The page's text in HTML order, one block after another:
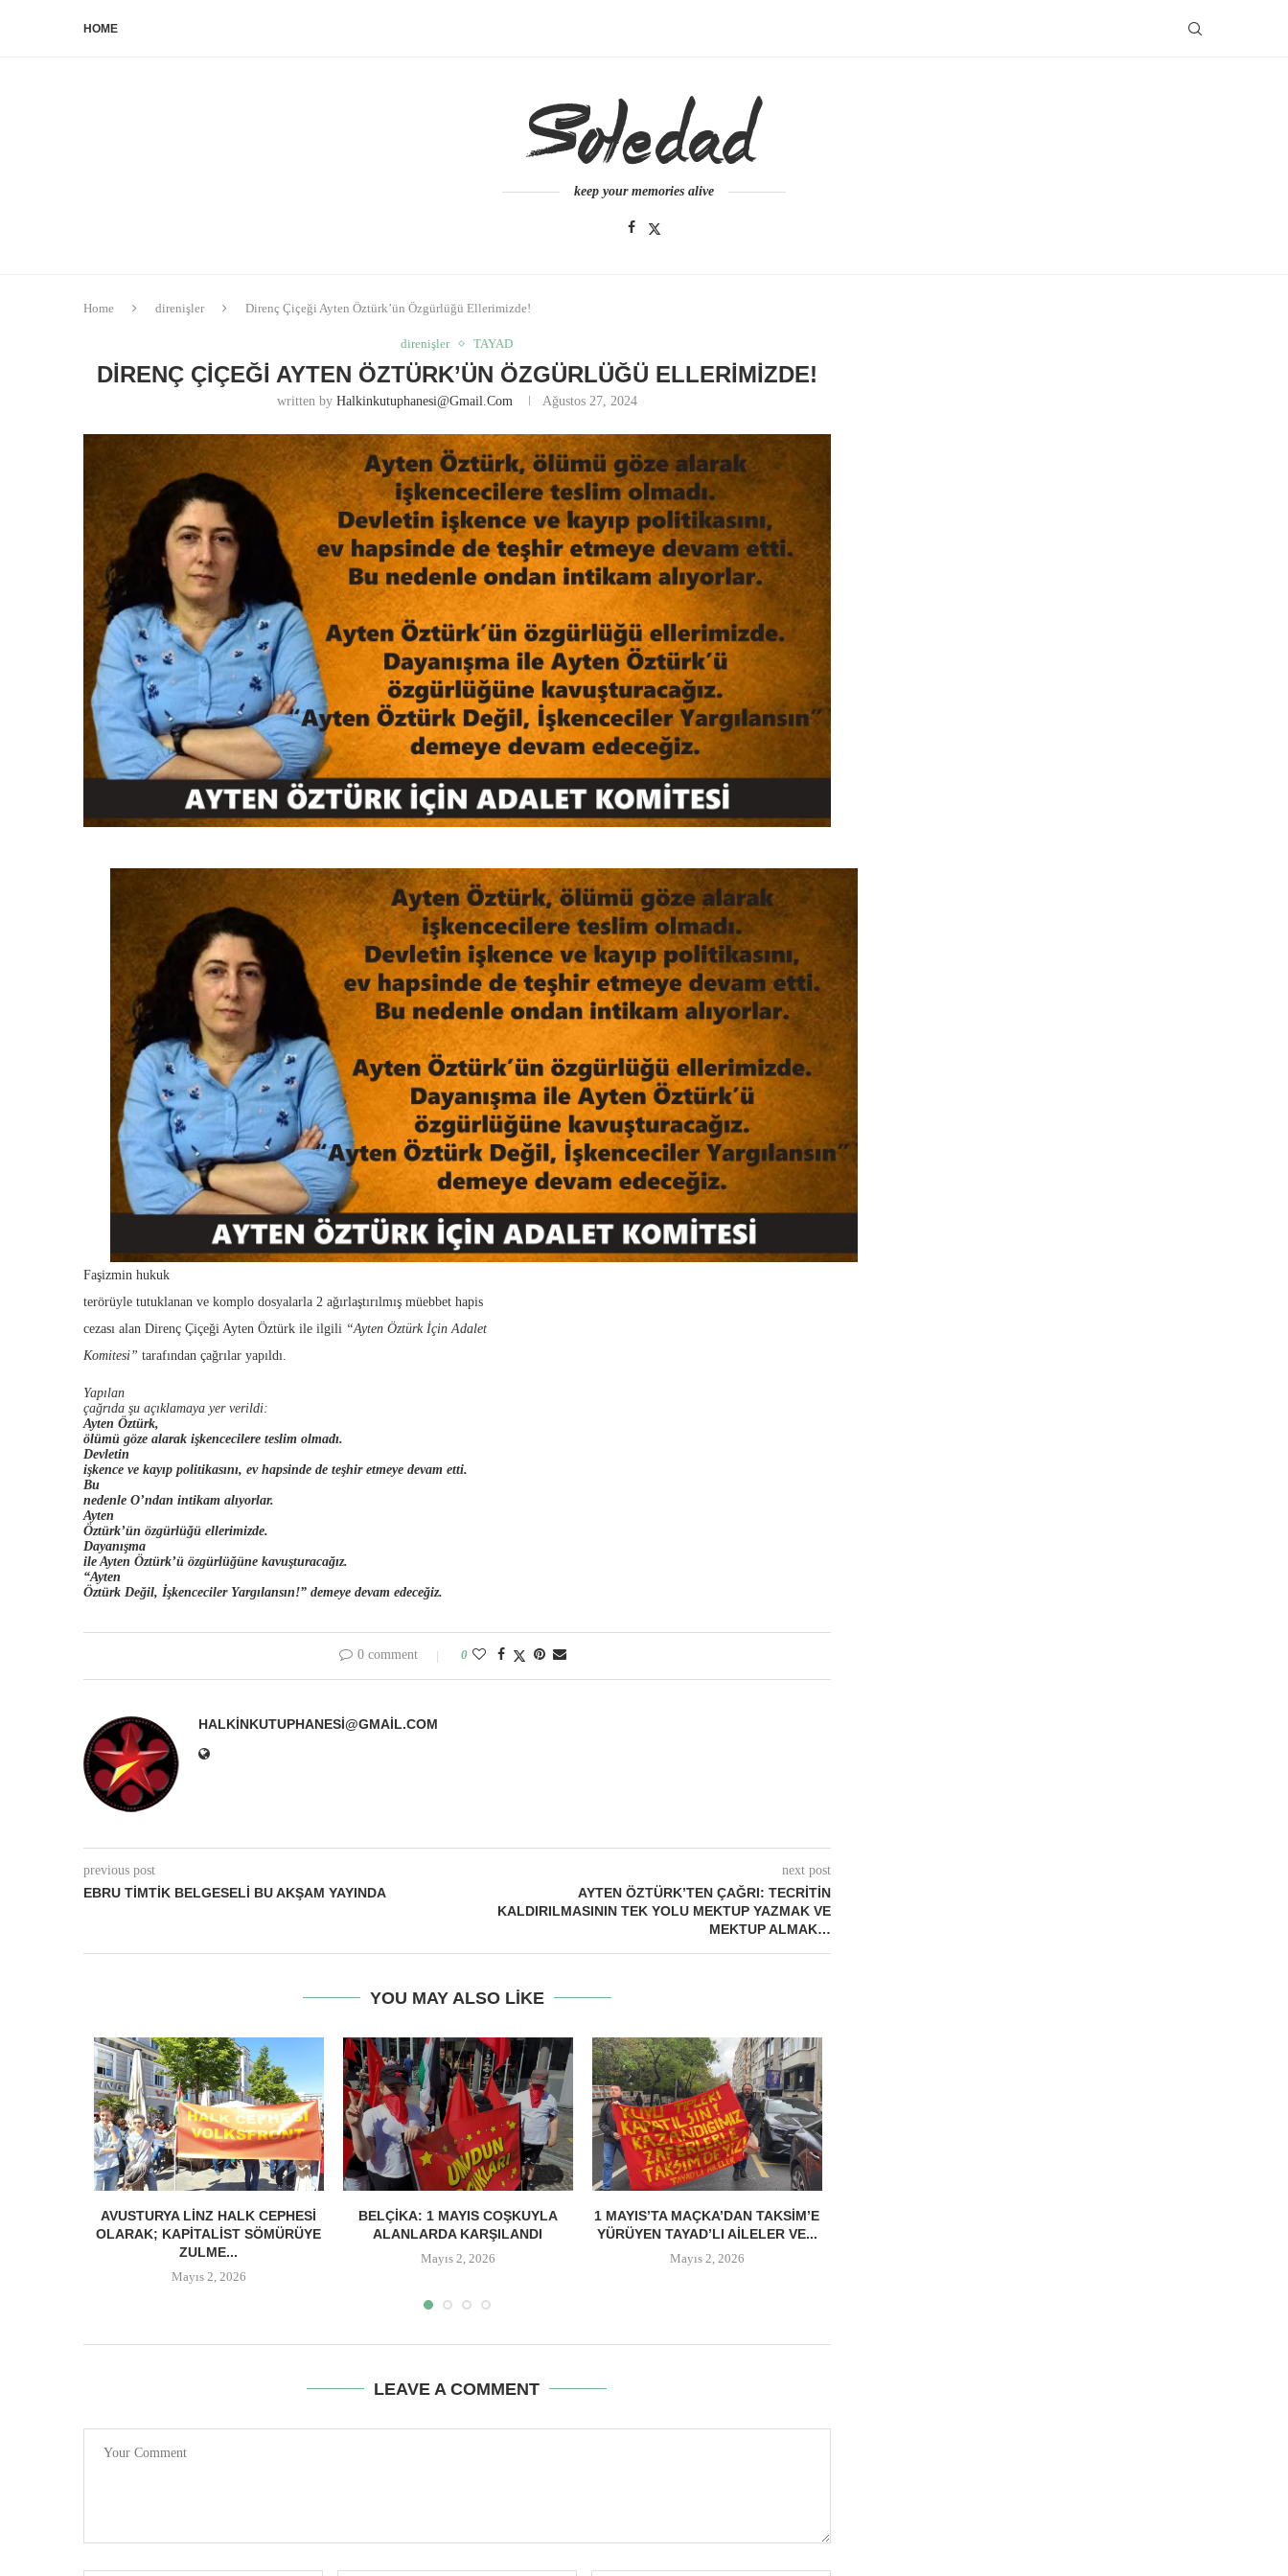
HOME
keep your memories alive
Home direnişler Direnç Çiçeği Ayten Öztürk’ün Özgürlüğü Ellerimizde!
direnişler TAYAD
DIRENÇ ÇIÇEĞI AYTEN ÖZTÜRK’ÜN ÖZGÜRLÜĞÜ ELLERIMIZDE!
written by Halkinkutuphanesi@gmail.com Ağustos 27, 2024
Faşizmin hukuk
terörüyle tutuklanan ve komplo dosyalarla 2 ağırlaştırılmış müebbet hapis
cezası alan Direnç Çiçeği Ayten Öztürk ile ilgili “Ayten Öztürk İçin Adalet
Komitesi” tarafından çağrılar yapıldı.
Yapılan
çağrıda şu açıklamaya yer verildi:
Ayten Öztürk,
ölümü göze alarak işkencecilere teslim olmadı.
Devletin
işkence ve kayıp politikasını, ev hapsinde de teşhir etmeye devam etti.
Bu
nedenle O’ndan intikam alıyorlar.
Ayten
Öztürk’ün özgürlüğü ellerimizde.
Dayanışma
ile Ayten Öztürk’ü özgürlüğüne kavuşturacağız.
“Ayten
Öztürk Değil, İşkenceciler Yargılansın!” demeye devam edeceğiz.
0 comment 0
HALKINKUTUPHANESI@GMAIL.COM
previous post
EBRU TIMTIK BELGESELI BU AKŞAM YAYINDA
next post
AYTEN ÖZTÜRK’TEN ÇAĞRI: TECRITIN
KALDIRILMASININ TEK YOLU MEKTUP YAZMAK VE
MEKTUP ALMAK…
YOU MAY ALSO LIKE
AVUSTURYA LINZ HALK CEPHESI
OLARAK; KAPITALIST SÖMÜRÜYE
ZULME...
Mayıs 2, 2026
BELÇIKA: 1 MAYIS COŞKUYLA
ALANLARDA KARŞILANDI
Mayıs 2, 2026
1 MAYIS’TA MAÇKA’DAN TAKSIM’E
YÜRÜYEN TAYAD’LI AILELER VE...
Mayıs 2, 2026
LEAVE A COMMENT